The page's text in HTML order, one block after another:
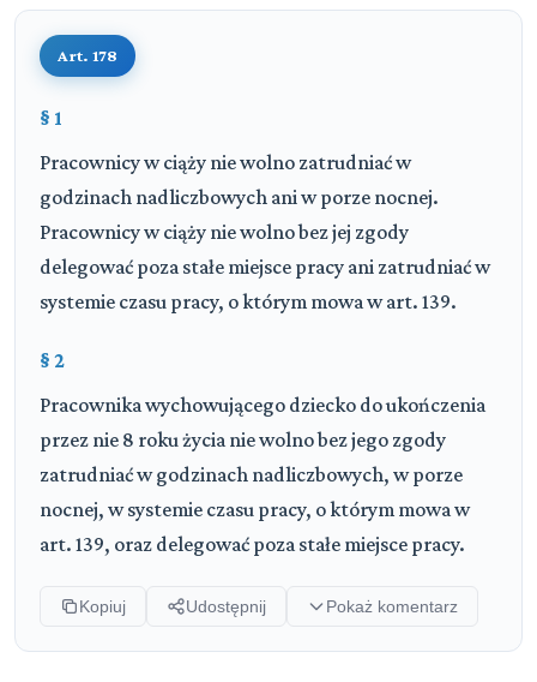
Art. 178
§ 1
Pracownicy w ciąży nie wolno zatrudniać w
godzinach nadliczbowych ani w porze nocnej.
Pracownicy w ciąży nie wolno bez jej zgody
delegować poza stałe miejsce pracy ani zatrudniać w
systemie czasu pracy, o którym mowa w art. 139.
§ 2
Pracownika wychowującego dziecko do ukończenia
przez nie 8 roku życia nie wolno bez jego zgody
zatrudniać w godzinach nadliczbowych, w porze
nocnej, w systemie czasu pracy, o którym mowa w
art. 139, oraz delegować poza stałe miejsce pracy.
Kopiuj Udostępnij Pokaż komentarz